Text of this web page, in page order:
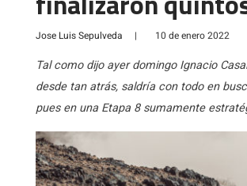
Jose Luis Sepulveda | 10 de enero 2022
Tal como dijo ayer domingo Ignacio
desde tan atrás, saldría con todo en
pues en una Etapa 8 sumamente